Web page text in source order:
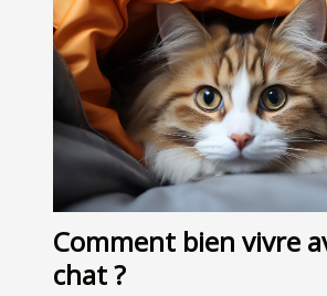
Comment bien vivre
chat ?